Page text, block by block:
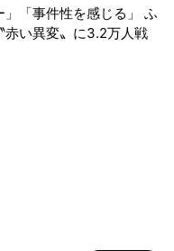
」「事件性を感じる」 ふ
赤い異変〟に3.2万人戦